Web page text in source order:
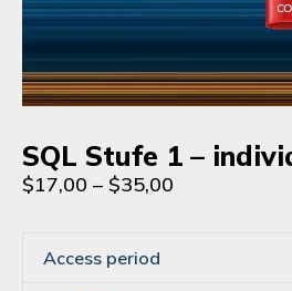
SQL Stufe 1 –
$17,00 – $35,00
Access period
Stufe